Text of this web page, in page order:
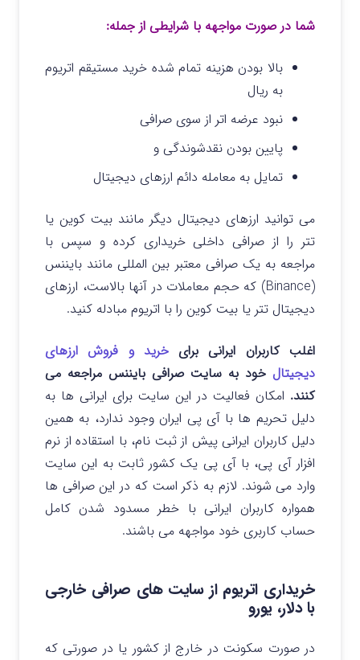
شما در صورت مواجهه با شرایطی از جمله:
بالا بودن هزینه تمام شده خرید مستیقم اتریوم
به ریال
نبود عرضه اتر از سوی صرافی
پایین بودن نقدشوندگی و
تمایل به معامله دائم ارزهای دیجیتال
می توانید ارزهای دیجیتال دیگر مانند بیت کوین یا
تتر را از صرافی داخلی خریداری کرده و سپس با
مراجعه به یک صرافی معتبر بین المللی مانند بایننس
(Binance) که حجم معاملات در آنها بالاست، ارزهای
دیجیتال تتر یا بیت کوین را با اتریوم مبادله کنید.
اغلب کاربران ایرانی برایخرید و فروش ارزهای
دیجیتال خود به سایت صرافی بایننس مراجعه می
کنند. امکان فعالیت در این سایت برای ایرانی ها به
دلیل تحریم ها با آی پی ایران وجود ندارد، به همین
دلیل کاربران ایرانی پیش از ثبت نام، با استقاده از نرم
افزار آی پی، با آی پی یک کشور ثابت به این سایت
وارد می شوند. لازم به ذکر است که در این صرافی ها
همواره کاربران ایرانی با خطر مسدود شدن کامل
حساب کاربری خود مواجهه می باشند.
خریداری اتریوم از سایت های صرافی خارجی
با دلار، یورو
در صورت سکونت در خارج از کشور یا در صورتی که